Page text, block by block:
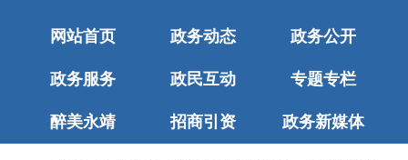
网站首页 政务动态 政务公开
政务服务 政民互动 专题专栏
醉美永靖 招商引资 政务新媒体